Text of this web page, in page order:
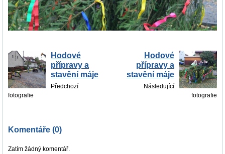
Hodové
přípravy a
stavění máje
Předchozí
fotografie
Hodové
přípravy a
stavění máje
Následující
fotografie
Komentáře (0)
Zatím žádný komentář.